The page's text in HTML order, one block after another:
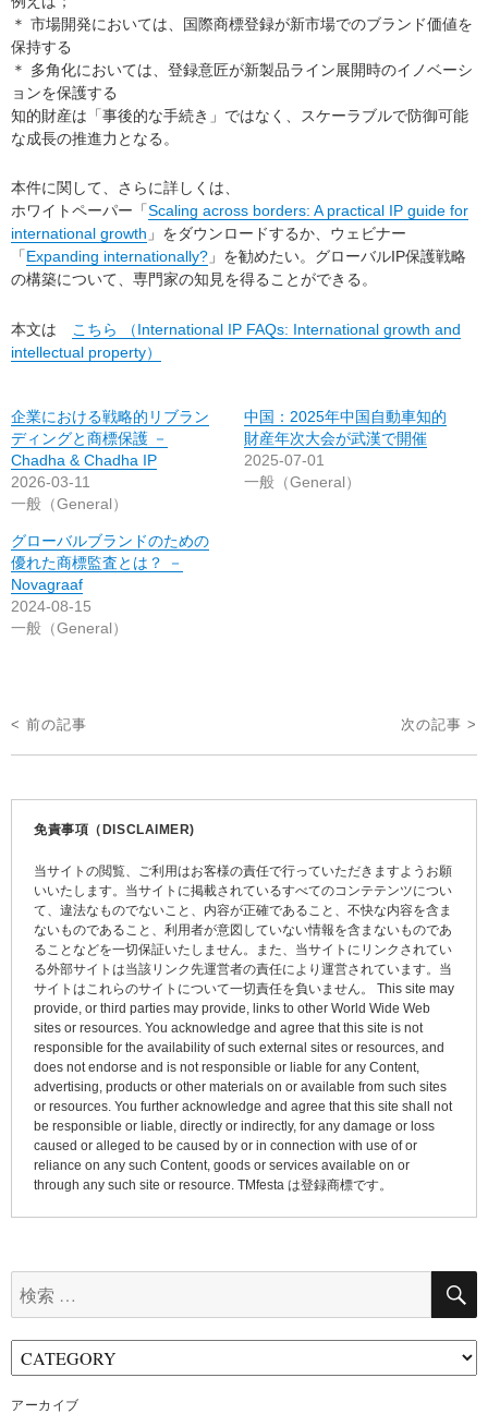
＊ 市場開発においては、国際商標登録が新市場でのブランド価値を
保持する
＊ 多角化においては、登録意匠が新製品ライン展開時のイノベーシ
ョンを保護する
知的財産は「事後的な手続き」ではなく、スケーラブルで防御可能
な成長の推進力となる。
本件に関して、さらに詳しくは、
ホワイトペーパー「Scaling across borders: A practical IP guide for
international growth 」をダウンロードするか、ウェビナー
「Expanding internationally? 」を勧めたい。グローバルIP保護戦略
の構築について、専門家の知見を得ることができる。
本文は
こちら （International IP FAQs: International growth and
intellectual property）
企業における戦略的リブラン
ディングと商標保護 －
Chadha & Chadha IP
2026-03-11
一般（General）
中国：2025年中国自動車知的
財産年次大会が武漢で開催
2025-07-01
一般（General）
グローバルブランドのための
優れた商標監査とは？ －
Novagraaf
2024-08-15
一般（General）
投
稿
< 前の記事 次の記事 >
免責事項（DISCLAIMER)
当サイトの閲覧、ご利用はお客様の責任で行っていただきますようお願
いいたします。当サイトに掲載されているすべてのコンテテンツについ
て、違法なものでないこと、内容が正確であること、不快な内容を含ま
ないものであること、利用者が意図していない情報を含まないものであ
ることなどを一切保証いたしません。また、当サイトにリンクされてい
る外部サイトは当該リンク先運営者の責任により運営されています。当
サイトはこれらのサイトについて一切責任を負いません。 This site may
provide, or third parties may provide, links to other World Wide Web
sites or resources. You acknowledge and agree that this site is not
responsible for the availability of such external sites or resources, and
does not endorse and is not responsible or liable for any Content,
advertising, products or other materials on or available from such sites
or resources. You further acknowledge and agree that this site shall not
be responsible or liable, directly or indirectly, for any damage or loss
caused or alleged to be caused by or in connection with use of or
reliance on any such Content, goods or services available on or
through any such site or resource. TMfesta は登録商標です。
索:
アーカイブ